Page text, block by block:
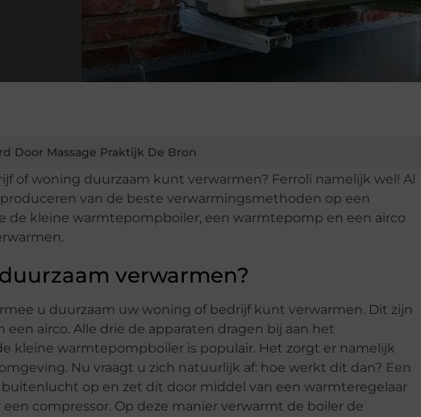
Door Massage Praktijk De Bron
of woning duurzaam kunt verwarmen? Ferroli namelijk wel! Al
van de beste verwarmingsmethoden op een
de kleine warmtepompboiler, een warmtepomp en een airco
verwarmen?
u duurzaam uw woning of bedrijf kunt verwarmen. Dit zijn
airco. Alle drie de apparaten dragen bij aan het
kleine warmtepompboiler is populair. Het zorgt er namelijk
Nu vraagt u zich natuurlijk af: hoe werkt dit dan? Een
op en zet dit door middel van een warmteregelaar
compressor. Op deze manier verwarmt de boiler de